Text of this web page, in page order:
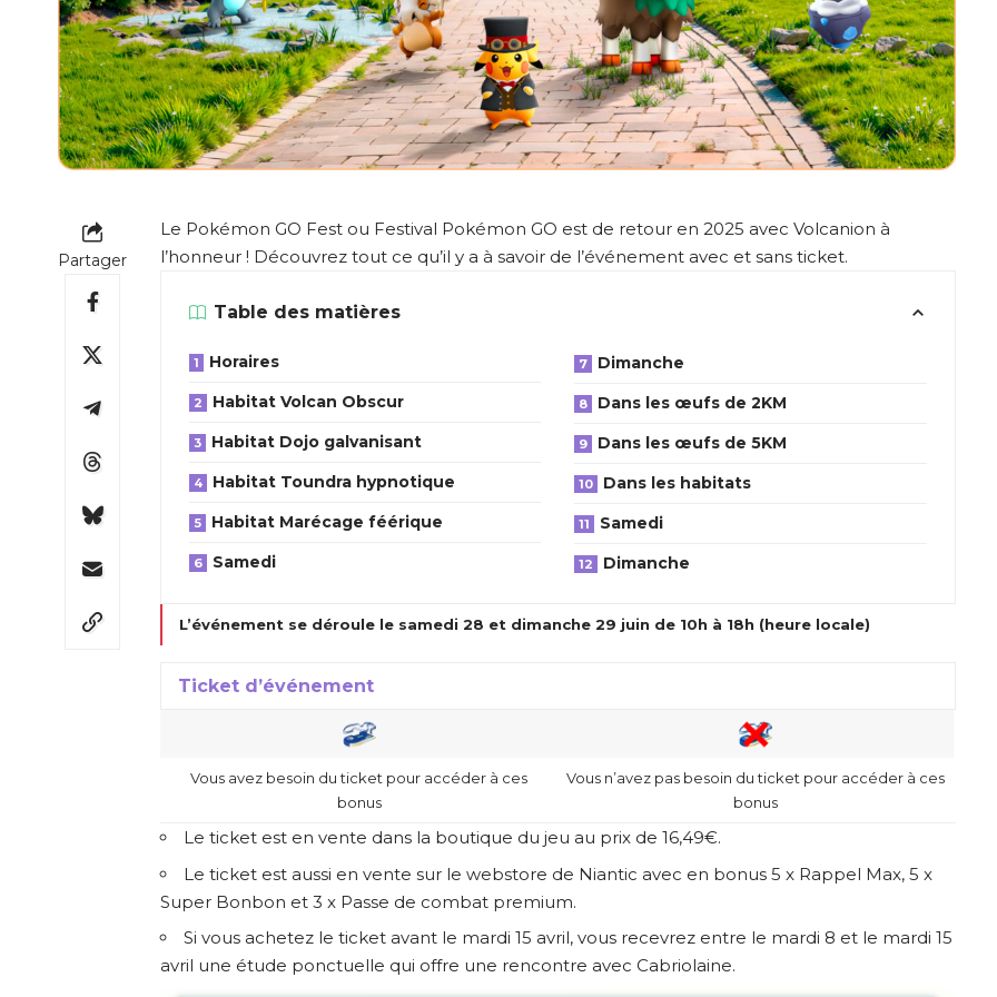
Partager
Le Pokémon GO Fest ou Festival Pokémon GO est de retour en 2025 avec Volcanion à
l’honneur ! Découvrez tout ce qu’il y a à savoir de l’événement avec et sans ticket.
Table des matières
Horaires
Habitat Volcan Obscur
Habitat Dojo galvanisant
Habitat Toundra hypnotique
Habitat Marécage féérique
Samedi
Dimanche
Dans les œufs de 2KM
Dans les œufs de 5KM
Dans les habitats
Samedi
Dimanche
L’événement se déroule le samedi 28 et dimanche 29 juin de 10h à 18h (heure locale)
Ticket d’événement
Vous avez besoin du ticket pour accéder à ces
bonus
Vous n’avez pas besoin du ticket pour accéder à ces
bonus
Le ticket est en vente dans la boutique du jeu au prix de 16,49€.
Le ticket est aussi en vente sur le webstore de Niantic avec en bonus 5 x Rappel Max, 5 x
Super Bonbon et 3 x Passe de combat premium.
Si vous achetez le ticket avant le mardi 15 avril, vous recevrez entre le mardi 8 et le mardi 15
avril une étude ponctuelle qui offre une rencontre avec Cabriolaine.